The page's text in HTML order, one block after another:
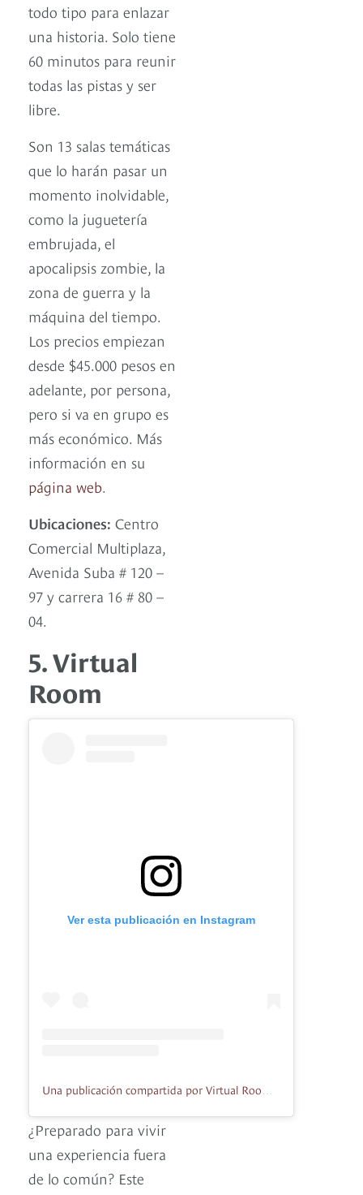
todo tipo para enlazar
una historia. Solo tiene
60 minutos para reunir
todas las pistas y ser
libre.
Son 13 salas temáticas
que lo harán pasar un
momento inolvidable,
como la juguetería
embrujada, el
apocalipsis zombie, la
zona de guerra y la
máquina del tiempo.
Los precios empiezan
desde $45.000 pesos en
adelante, por persona,
pero si va en grupo es
más económico. Más
información en su
página web.
Ubicaciones: Centro
Comercial Multiplaza,
Avenida Suba # 120 –
97 y carrera 16 # 80 –
04.
5. Virtual
Room
Ver esta publicación en Instagram
¿Preparado para vivir
una experiencia fuera
de lo común? Este